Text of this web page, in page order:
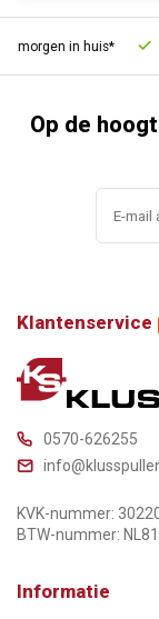
morgen in huis*
Op de
Klantenservice
0570-626255
KVK-nummer:
BTW-nummer:
Informatie